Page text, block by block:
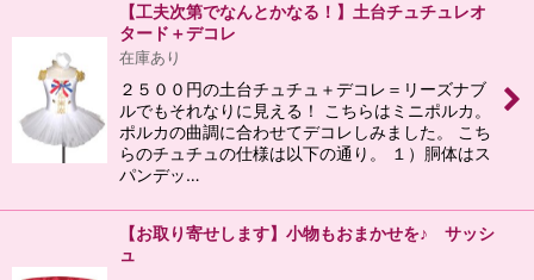
【工夫次第でなんとかなる！】土台チュチュレオ
タード＋デコレ
在庫あり
２５００円の土台チュチュ＋デコレ＝リーズナブ
ルでもそれなりに見える！ こちらはミニポルカ。
ポルカの曲調に合わせてデコレしみました。 こち
らのチュチュの仕様は以下の通り。 １）胴体はス
パンデッ…
【お取り寄せします】小物もおまかせを♪ サッシ
ュ